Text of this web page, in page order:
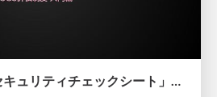
取引先から届く 「セキュリティチェックシート」の読み解き方